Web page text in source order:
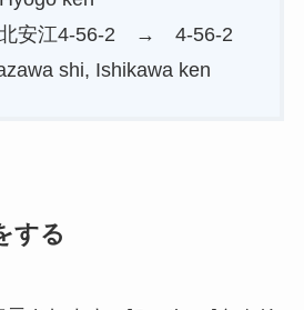
北安江4-56-2 → 4-56-2
shi, Ishikawa ken
する